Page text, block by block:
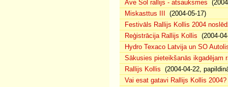
Ave Sol rallijs - atsauksmes
Miskasttus III
(2004-05-17)
Festivāls Rallijs Kollis 2004
Reģistrācija Rallijs Kollis (2004-
Hydro Texaco Latvija un SO
Sākusies pieteikšanās ikgadējam
Rallijs Kollis (2004-04-22,
Vai esat gatavi Rallijs Kollis 2004?